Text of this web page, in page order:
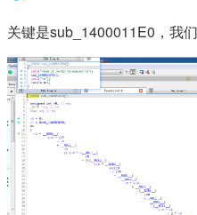
关键是sub_1400011E0，我